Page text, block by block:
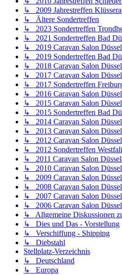
↳ 2009 Jahrestreffen
↳ Ältere Sondertreffen
↳ 2023 Sondertreffen
↳ 2021 Sondertreffen Bad
↳ 2019 Caravan Salon
↳ 2019 Sondertreffen Bad
↳ 2018 Caravan Salon
↳ 2017 Caravan Salon
↳ 2017 Sondertreffen
↳ 2016 Caravan Salon
↳ 2015 Caravan Salon
↳ 2015 Sondertreffen Bad
↳ 2014 Caravan Salon
↳ 2013 Caravan Salon
↳ 2012 Caravan Salon
↳ 2012 Sondertreffen
↳ 2011 Caravan Salon
↳ 2010 Caravan Salon
↳ 2009 Caravan Salon
↳ 2008 Caravan Salon
↳ 2007 Caravan Salon
↳ 2006 Caravan Salon
↳ Allgemeine Diskussionen
↳ Dies und Das - Vorstellung
↳ Verschiffung - Shipping
↳ Diebstahl
Stellplatz-Verzeichnis
↳ Deutschland
↳ Europa